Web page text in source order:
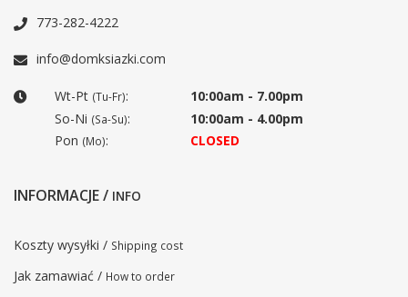
773-282-4222
info@domksiazki.com
Wt-Pt (Tu-Fr):
10:00am - 7.00pm
So-Ni (Sa-Su):
10:00am - 4.00pm
Pon (Mo): CLOSED
INFORMACJE / INFO
Koszty wysyłki / Shipping cost
Jak zamawiać / How to order